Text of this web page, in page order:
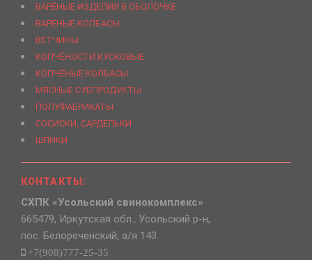
ВАРЁНЫЕ ИЗДЕЛИЯ В ОБОЛОЧКЕ
ВАРЁНЫЕ КОЛБАСЫ
ВЕТЧИНЫ
КОПЧЁНОСТИ КУСКОВЫЕ
КОПЧЁНЫЕ КОЛБАСЫ
МЯСНЫЕ СУБПРОДУКТЫ
ПОЛУФАБРИКАТЫ
СОСИСКИ, САРДЕЛЬКИ
ШПИКИ
КОНТАКТЫ:
СХПК «Усольский свинокомплекс»
665479, Иркутская обл., Усольский р-н,
пос. Белореченский, а/я 143.
+7(908)777-25-35